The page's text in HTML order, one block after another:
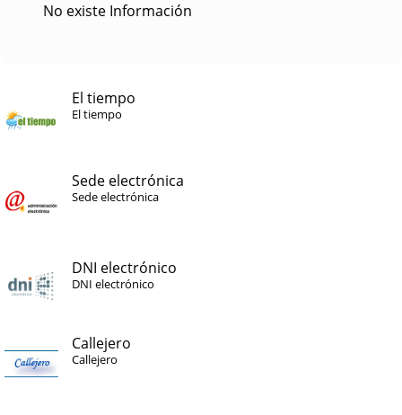
No existe Información
El tiempo
El tiempo
Sede electrónica
Sede electrónica
DNI electrónico
DNI electrónico
Callejero
Callejero